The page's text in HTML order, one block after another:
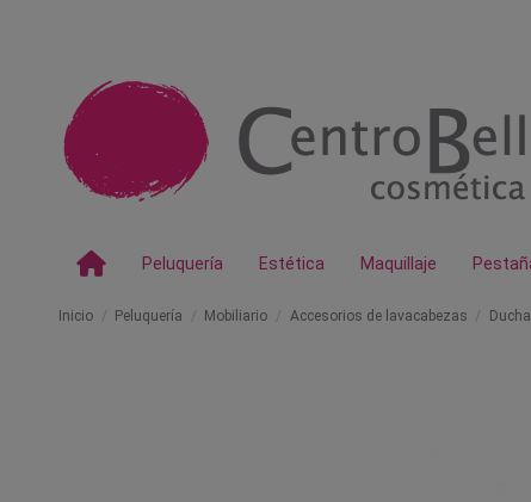
Peluquería Estética Maquillaje
Inicio Peluquería Mobiliario Accesorios de lavacabezas